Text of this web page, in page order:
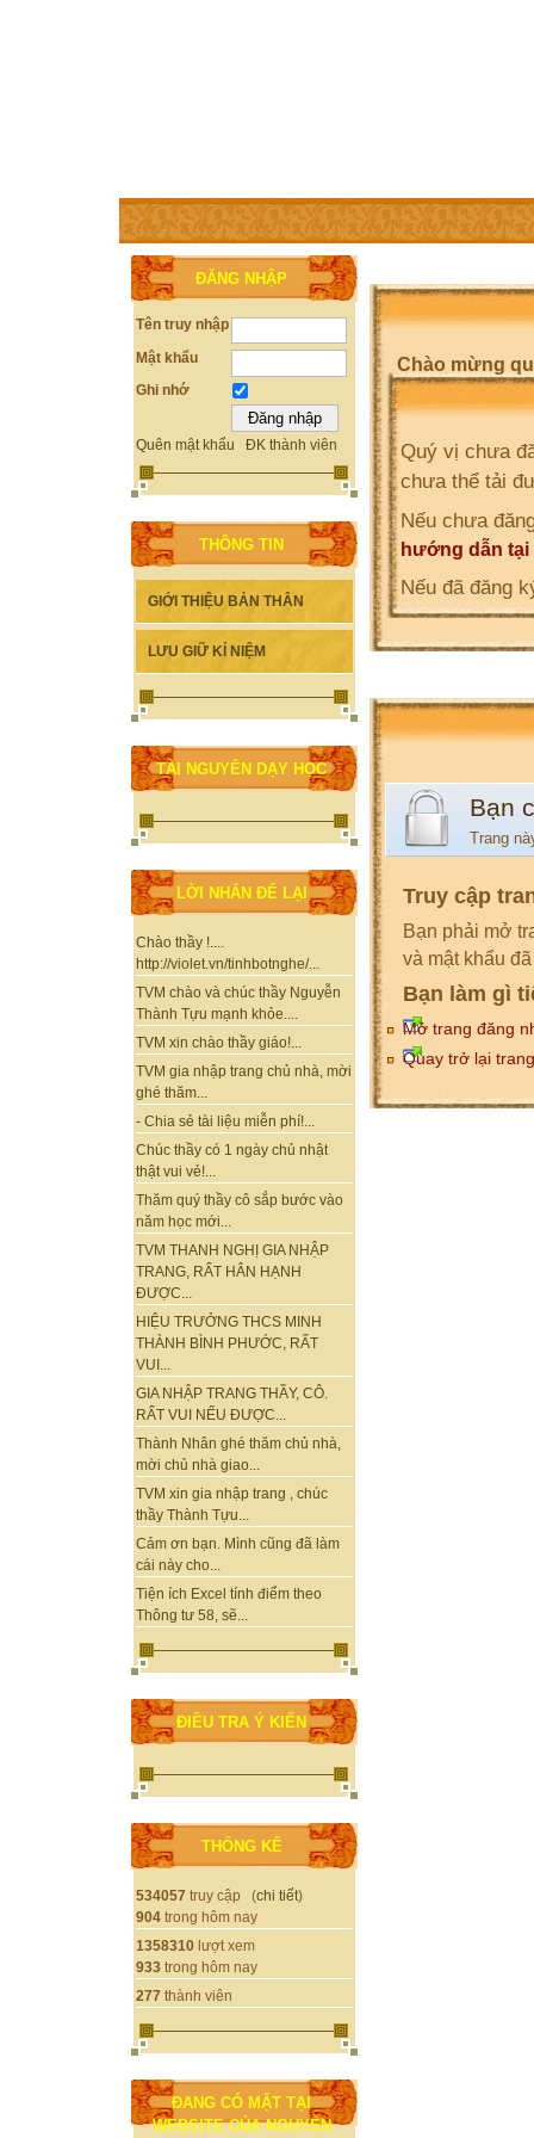
TRANG CHỦ THÀNH VIÊN TRỢ GIÚP WEBSITE
ĐĂNG NHẬP
Tên truy nhập
Mật khẩu
Ghi nhớ
Quên mật khẩu ĐK thành viên
THÔNG TIN
GIỚI THIỆU BẢN THÂN
LƯU GIỮ KỈ NIỆM
TÀI NGUYÊN DẠY HỌC
LỜI NHẮN ĐỂ LẠI
Chào thầy !....
http://violet.vn/tinhbotnghe/...
TVM chào và chúc thầy Nguyễn
Thành Tựu mạnh khỏe....
TVM xin chào thầy giáo!...
TVM gia nhập trang chủ nhà, mời
ghé thăm...
- Chia sẻ tài liệu miễn phí!...
Chúc thầy có 1 ngày chủ nhật
thật vui vẻ!...
Thăm quý thầy cô sắp bước vào
năm học mới...
TVM THANH NGHỊ GIA NHẬP
TRANG, RẤT HÂN HẠNH
ĐƯỢC...
HIỆU TRƯỞNG THCS MINH
THÀNH BÌNH PHƯỚC, RẤT
VUI...
GIA NHẬP TRANG THẦY, CÔ.
RẤT VUI NẾU ĐƯỢC...
Thành Nhân ghé thăm chủ nhà,
mời chủ nhà giao...
TVM xin gia nhập trang , chúc
thầy Thành Tựu...
Cảm ơn bạn. Mình cũng đã làm
cái này cho...
Tiện ích Excel tính điểm theo
Thông tư 58, sẽ...
ĐIỀU TRA Ý KIẾN
THỐNG KÊ
534057 truy cập (chi tiết)
904 trong hôm nay
1358310 lượt xem
933 trong hôm nay
277 thành viên
ĐANG CÓ MẶT TẠI
WEBSITE CỦA NGUYỄN
Chào mừng
Quý vị chưa
chưa thể tải
Nếu chưa
hướng dẫn tại
Nếu đã đăng
Bạn
Trang
Truy cập
Bạn phải mở
và mật khẩu
Bạn làm gì
Mở trang đăng
Quay trở lại